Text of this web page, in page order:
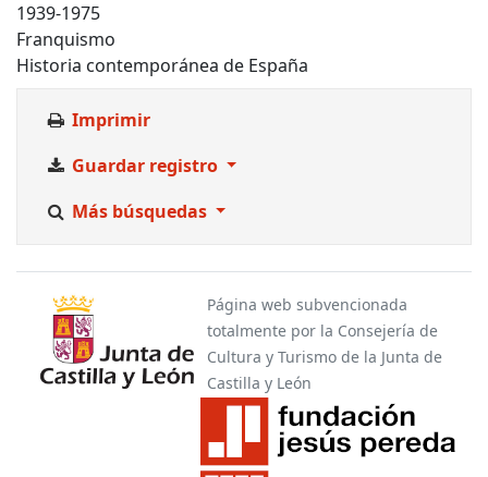
1939-1975
Franquismo
Historia contemporánea de España
Imprimir
Guardar registro
Más búsquedas
Página web subvencionada
totalmente por la Consejería de
Cultura y Turismo de la Junta de
Castilla y León